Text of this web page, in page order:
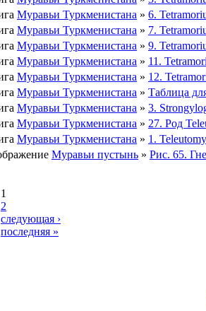
Муравьи Туркменистана » 6.
Муравьи Туркменистана » 7.
Муравьи Туркменистана » 9.
Муравьи Туркменистана » 11.
Муравьи Туркменистана » 12.
Муравьи Туркменистана » Таблица
Муравьи Туркменистана » 3.
Муравьи Туркменистана » 27. Род
Муравьи Туркменистана » 1.
Муравьи пустынь » Рис. 65.
1
2
следующая ›
последняя »